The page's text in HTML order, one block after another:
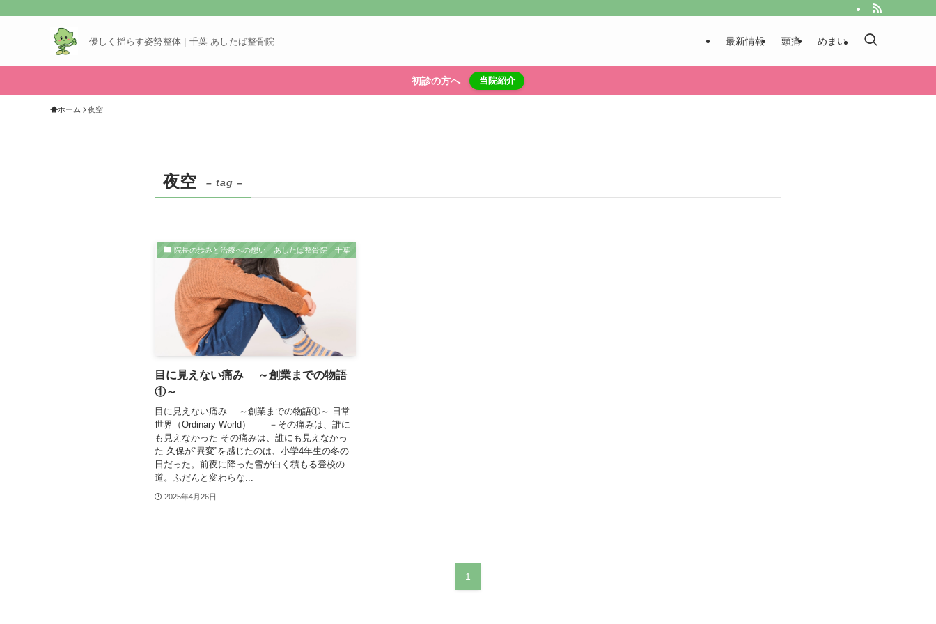
優しく揺らす姿勢整体 | 千葉 あしたば整骨院 最新情報 頭痛 めまい
初診の方へ 当院紹介
ホーム 夜空
夜空 – tag –
院長の歩みと治療への想い｜あしたば整骨院 千葉
目に見えない痛み ～創業までの物語
①～
目に見えない痛み ～創業までの物語①～ 日常
世界（Ordinary World） －その痛みは、誰に
も見えなかった その痛みは、誰にも見えなかっ
た 久保が“異変”を感じたのは、小学4年生の冬の
日だった。前夜に降った雪が白く積もる登校の
道。ふだんと変わらな...
2025年4月26日
1